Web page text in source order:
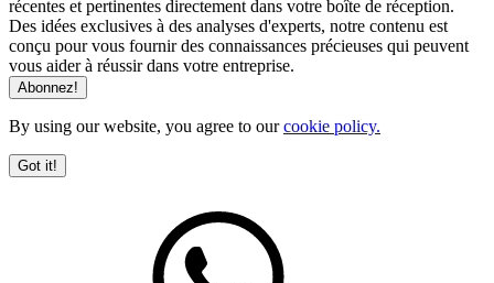
récentes et pertinentes directement dans votre boîte de réception.
Des idées exclusives à des analyses d'experts, notre contenu est
conçu pour vous fournir des connaissances précieuses qui peuvent
vous aider à réussir dans votre entreprise.
By using our website, you agree to ourcookie policy.
Got it!